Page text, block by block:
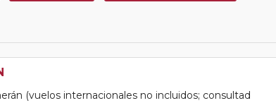
(vuelos internacionales no incluidos; consultad